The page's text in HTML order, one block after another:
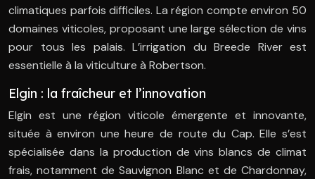
climatiques parfois difficiles. La région compte environ 50
domaines viticoles, proposant une large sélection de vins
pour tous les palais. L’irrigation du Breede River est
essentielle à la viticulture à Robertson.
Elgin : la fraîcheur et l’innovation
Elgin est une région viticole émergente et innovante,
située à environ une heure de route du Cap. Elle s’est
spécialisée dans la production de vins blancs de climat
frais, notamment de Sauvignon Blanc et de Chardonnay,